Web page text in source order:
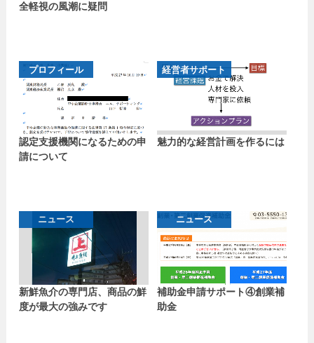
全軽視の風潮に疑問
プロフィール
認定支援機関になるための申
請について
経営者サポート
魅力的な経営計画を作るには
ニュース
新鮮魚介の専門店、商品の鮮
度が最大の強みです
ニュース
補助金申請サポート④創業補
助金